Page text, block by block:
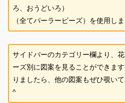
ろ、おうどいろ）
（全てパーラービーズ）を使用しま
サイドバーのカテゴリー欄より、
ーズ別に図案を見ることができま
りましたら、他の図案もぜひ覗い
^